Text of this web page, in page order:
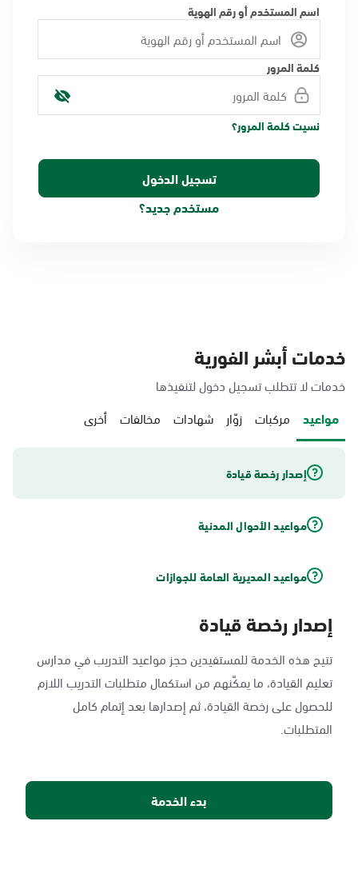
اسم المستخدم أو رقم الهوية
كلمة المرور
نسيت كلمة المرور؟
مستخدم جديد؟
خدمات أبشر الفورية
خدمات لا تتطلب تسجيل دخول لتنفيذها
مواعيد مركبات زوّار شهادات مخالفات أخرى
إصدار رخصة قيادة
مواعيد الأحوال المدنية
مواعيد المديرية العامة للجوازات
إصدار رخصة قيادة
تتيح هذه الخدمة للمستفيدين حجز مواعيد التدريب في مدارس
تعليم القيادة، ما يمكّنهم من استكمال متطلبات التدريب اللازم
للحصول على رخصة القيادة، ثم إصدارها بعد إتمام كامل
المتطلبات.
بدء الخدمة